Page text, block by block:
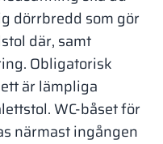
dörrbredd som gör
där, samt
Obligatorisk
är lämpliga
WC-båset för
närmast ingången